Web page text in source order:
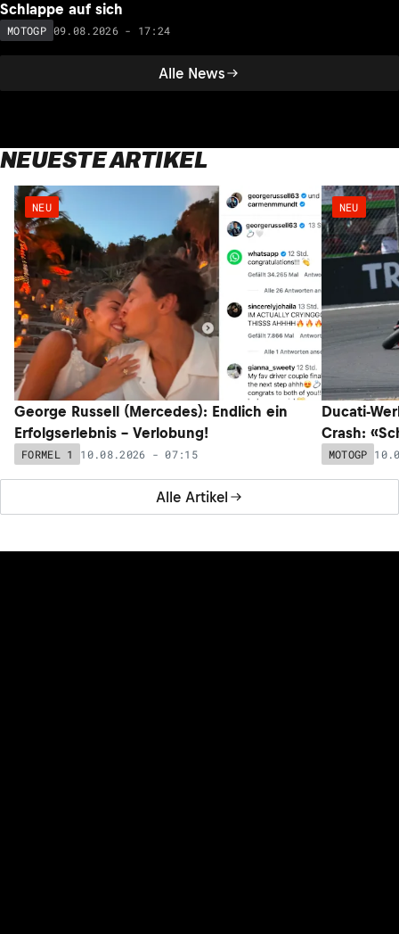
Alle News
Schlappe auf sich
MOTOGP 09.08.2026 - 17:24
NEUESTE ARTIKEL
Alle Artikel
NEU
George Russell (Mercedes): Endlich ein
Erfolgserlebnis – Verlobung!
FORMEL 1 10.08.2026 - 07:15
NEU
Ducati-
Crash:
MOTOGP